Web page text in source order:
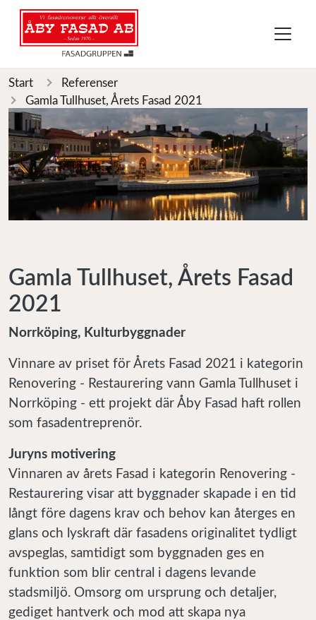
Start
Referenser
Gamla Tullhuset, Årets Fasad 2021
Gamla Tullhuset, Årets Fasad
2021
Norrköping, Kulturbyggnader
Vinnare av priset för Årets Fasad 2021 i kategorin
Renovering - Restaurering vann Gamla Tullhuset i
Norrköping - ett projekt där Åby Fasad haft rollen
som fasadentreprenör.
Juryns motivering
Vinnaren av årets Fasad i kategorin Renovering -
Restaurering visar att byggnader skapade i en tid
långt före dagens krav och behov kan återges en
glans och lyskraft där fasadens originalitet tydligt
avspeglas, samtidigt som byggnaden ges en
funktion som blir central i dagens levande
stadsmiljö. Omsorg om ursprung och detaljer,
gediget hantverk och mod att skapa nya